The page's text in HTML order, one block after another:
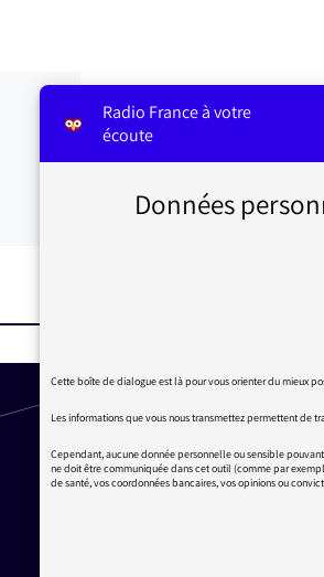
Radio France à votre
écoute
Données
Cette boîte de dialogue est là pour vous orienter du mieux
Les informations que vous nous transmettez permettent de
Cependant, aucune donnée personnelle ou sensible
ne doit être communiquée dans cet outil (comme par
de santé, vos coordonnées bancaires, vos opinions ou